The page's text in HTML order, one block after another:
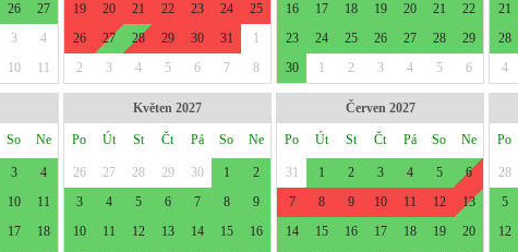
26
27
3
4
10 11
19
20 21 22 23 24
25
26
27 28 29 30 31
1
2
3 4 5 6 7 8
16
17 18 19 20 21
22
23
24 25 26 27 28
29
30
1 2 3 4 5 6
21
28
4
So Ne
3
4
10
11
17
18
Květen 2027
Po Út St Čt Pá So Ne
26 27 28 29 30 1
2
3
4 5 6 7 8
9
10
11 12 13 14 15
16
Červen 2027
Po Út St Čt Pá So Ne
31 1 2 3 4 5
6
7
8 9 10 11 12
13
14
15 16 17 18 19
20
Po
28
5
12